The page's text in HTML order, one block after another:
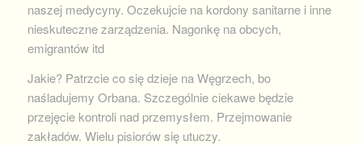
naszej medycyny. Oczekujcie na kordony sanitarne i inne
nieskuteczne zarządzenia. Nagonkę na obcych,
emigrantów itd
Jakie? Patrzcie co się dzieje na Węgrzech, bo
naśladujemy Orbana. Szczególnie ciekawe będzie
przejęcie kontroli nad przemysłem. Przejmowanie
zakładów. Wielu pisiorów się utuczy.